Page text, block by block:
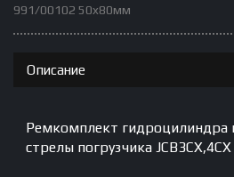
991/00102 50x80мм
Описание
Ремкомплект гидроцилиндра
стрелы погрузчика